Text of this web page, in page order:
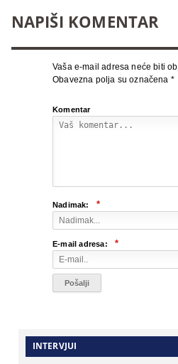
NAPIŠI KOMENTAR
Vaša e-mail adresa neće biti
Obavezna polja su označena *
Komentar
Nadimak: *
E-mail adresa: *
INTERVJUI